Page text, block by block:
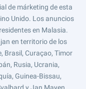
de márketing de esta
Unido. Los anuncios
en Malasia.
en territorio de los
Brasil, Curaçao, Timor
Rusia, Ucrania,
Guinea-Bissau,